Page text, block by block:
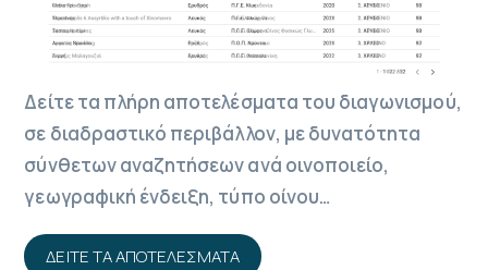
Δείτε τα πλήρη αποτελέσματα του διαγωνισμού,
σε διαδραστικό περιβάλλον, με δυνατότητα
σύνθετων αναζητήσεων ανά οινοποιείο,
γεωγραφική ένδειξη, τύπο οίνου…
ΔΕΙΤΕ ΤΑ ΑΠΟΤΕΛΕΣΜΑΤΑ